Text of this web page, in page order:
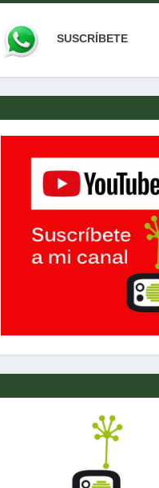
SUSCRÍBETE